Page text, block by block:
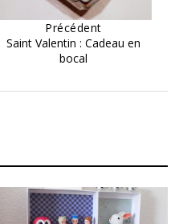
Précédent
Saint Valentin : Cadeau en
bocal